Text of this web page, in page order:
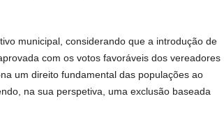
municipal, considerando que a introdução de
com os votos favoráveis dos vereadores
um direito fundamental das populações ao
na sua perspetiva, uma exclusão baseada